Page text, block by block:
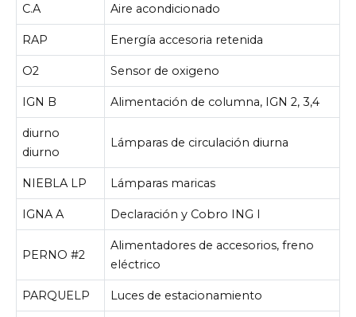
C.A Aire acondicionado
RAP Energía accesoria retenida
O2 Sensor de oxigeno
IGN B Alimentación de columna, IGN 2, 3,4
diurno
diurno
Lámparas de circulación diurna
NIEBLA LP Lámparas maricas
IGNA A Declaración y Cobro ING I
PERNO #2
Alimentadores de accesorios, freno
eléctrico
PARQUELP Luces de estacionamiento